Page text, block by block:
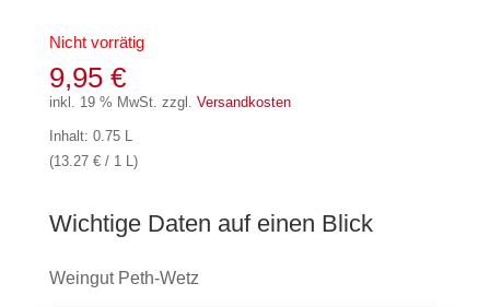
Nicht vorrätig
9,95 €
inkl. 19 % MwSt. zzgl. Versandkosten
Inhalt: 0.75 L
(13.27 € / 1 L)
Wichtige Daten auf einen Blick
Weingut Peth-Wetz